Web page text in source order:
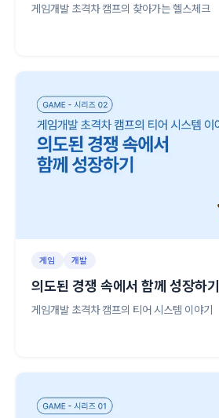
게임개발 초격차 캠프의 찾아가는 헬스체크
게임 개발
의도된 경쟁 속에서 함께 성장하기
게임개발 초격차 캠프의 티어 시스템 이야기